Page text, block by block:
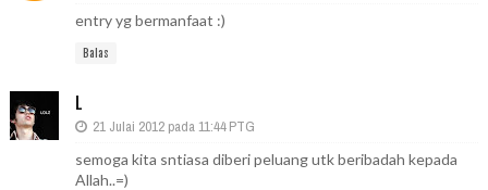
entry yg bermanfaat :)
Balas
L
21 Julai 2012 pada 11:44 PTG
semoga kita sntiasa diberi peluang utk beribadah kepada
Allah..=)